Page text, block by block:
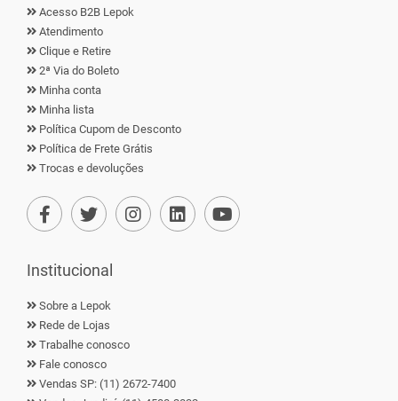
Acesso B2B Lepok
Atendimento
Clique e Retire
2ª Via do Boleto
Minha conta
Minha lista
Política Cupom de Desconto
Política de Frete Grátis
Trocas e devoluções
Institucional
Sobre a Lepok
Rede de Lojas
Trabalhe conosco
Fale conosco
Vendas SP: (11) 2672-7400